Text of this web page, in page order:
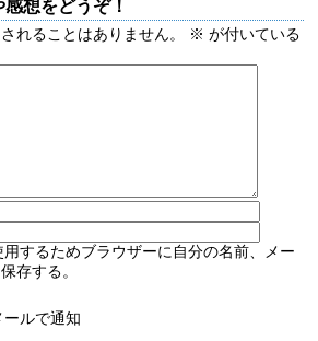
想をどうぞ！
れることはありません。 ※ が付いている
するためブラウザーに自分の名前、メー
存する。
ルで通知